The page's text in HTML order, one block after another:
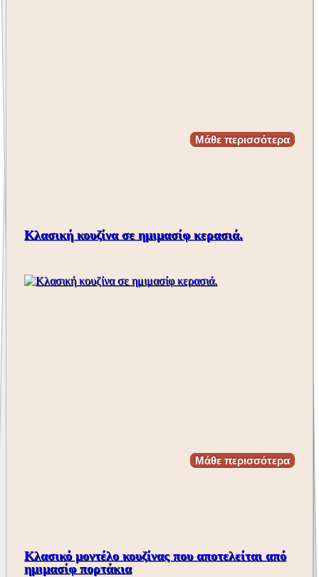
Μάθε περισσότερα
Κλασική κουζίνα σε ημιμασίφ κερασιά.
Μάθε περισσότερα
Κλασικό μοντέλο κουζίνας που αποτελείται από
ημιμασίφ πορτάκια